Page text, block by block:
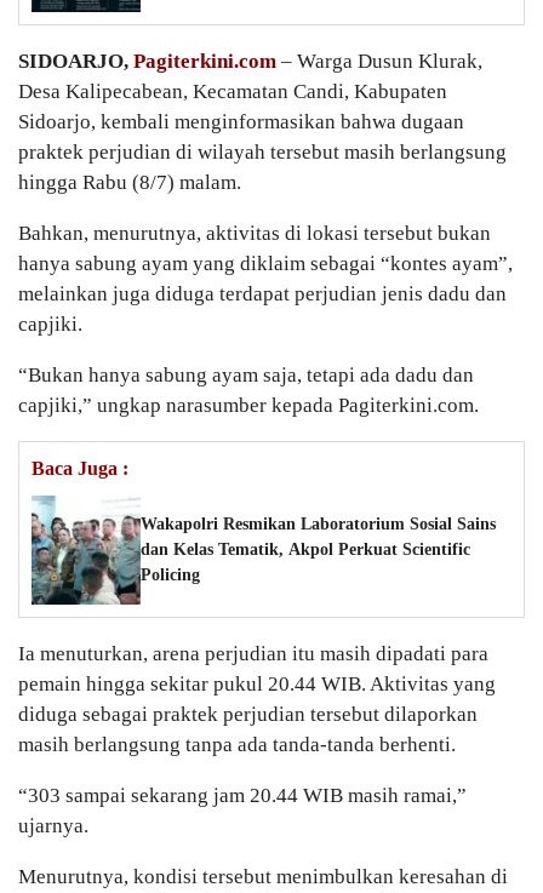
SIDOARJO, Pagiterkini.com – Warga Dusun Klurak,
Desa Kalipecabean, Kecamatan Candi, Kabupaten
Sidoarjo, kembali menginformasikan bahwa dugaan
praktek perjudian di wilayah tersebut masih berlangsung
hingga Rabu (8/7) malam.
Bahkan, menurutnya, aktivitas di lokasi tersebut bukan
hanya sabung ayam yang diklaim sebagai “kontes ayam”,
melainkan juga diduga terdapat perjudian jenis dadu dan
capjiki.
“Bukan hanya sabung ayam saja, tetapi ada dadu dan
capjiki,” ungkap narasumber kepada Pagiterkini.com.
Baca Juga :
Wakapolri Resmikan Laboratorium Sosial Sains
dan Kelas Tematik, Akpol Perkuat Scientific
Policing
Ia menuturkan, arena perjudian itu masih dipadati para
pemain hingga sekitar pukul 20.44 WIB. Aktivitas yang
diduga sebagai praktek perjudian tersebut dilaporkan
masih berlangsung tanpa ada tanda-tanda berhenti.
“303 sampai sekarang jam 20.44 WIB masih ramai,”
ujarnya.
Menurutnya, kondisi tersebut menimbulkan keresahan di